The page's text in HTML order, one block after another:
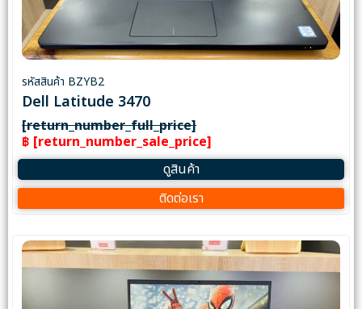
รหัสสินค้า BZYB2
Dell Latitude 3470
[return_number_full_price]
฿ [return_number_sale_price]
ดูสินค้า
ติดต่อเรา